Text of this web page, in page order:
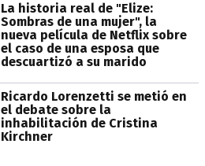
La historia real de "Elize:
Sombras de una mujer", la
nueva película de Netflix sobre
el caso de una esposa que
descuartizó a su marido
Ricardo Lorenzetti se metió en
el debate sobre la
inhabilitación de Cristina
Kirchner